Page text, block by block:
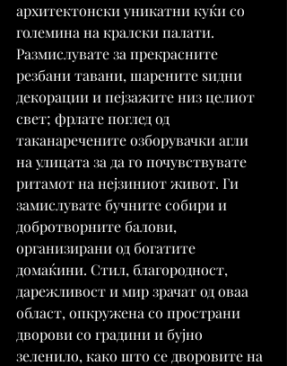
архитектонски уникатни куќи со
големина на кралски палати.
Размислувате за прекрасните
резбани тавани, шарените ѕидни
декорации и пејзажите низ целиот
свет; фрлате поглед од
таканаречените озборувачки агли
на улицата за да го почувствувате
ритамот на нејзиниот живот. Ги
замислувате бучните собири и
добротворните балови,
организирани од богатите
домаќини. Стил, благородност,
дарежливост и мир зрачат од оваа
област, опкружена со пространи
дворови со градини и бујно
зеленило, како што се дворовите на